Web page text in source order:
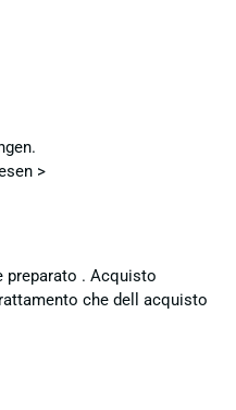
>
preparato . Acquisto
che dell acquisto